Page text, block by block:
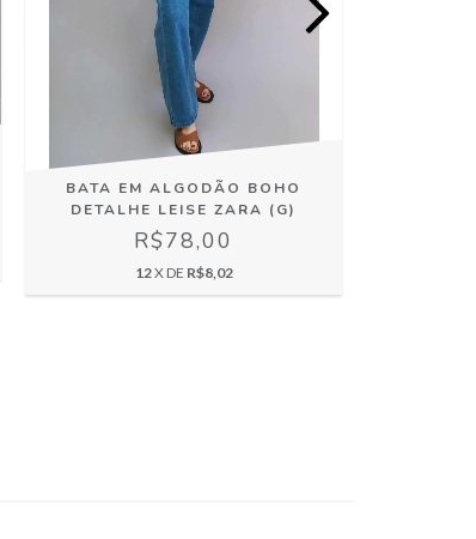
BATA EM ALGODÃO BOHO
DETALHE LEISE ZARA (G)
R$78,00
12X DE R$8,02